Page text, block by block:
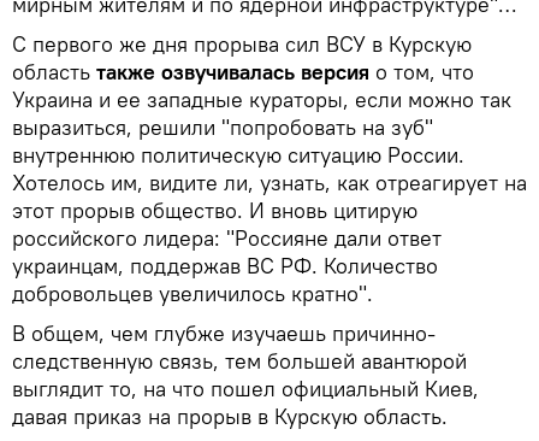
С первого же дня прорыва сил ВСУ в Курскую
область также озвучивалась версия о том, что
Украина и ее западные кураторы, если можно так
выразиться, решили "попробовать на зуб"
внутреннюю политическую ситуацию России.
Хотелось им, видите ли, узнать, как отреагирует на
этот прорыв общество. И вновь цитирую
российского лидера: "Россияне дали ответ
украинцам, поддержав ВС РФ. Количество
добровольцев увеличилось кратно".
В общем, чем глубже изучаешь причинно-
следственную связь, тем большей авантюрой
выглядит то, на что пошел официальный Киев,
давая приказ на прорыв в Курскую область.